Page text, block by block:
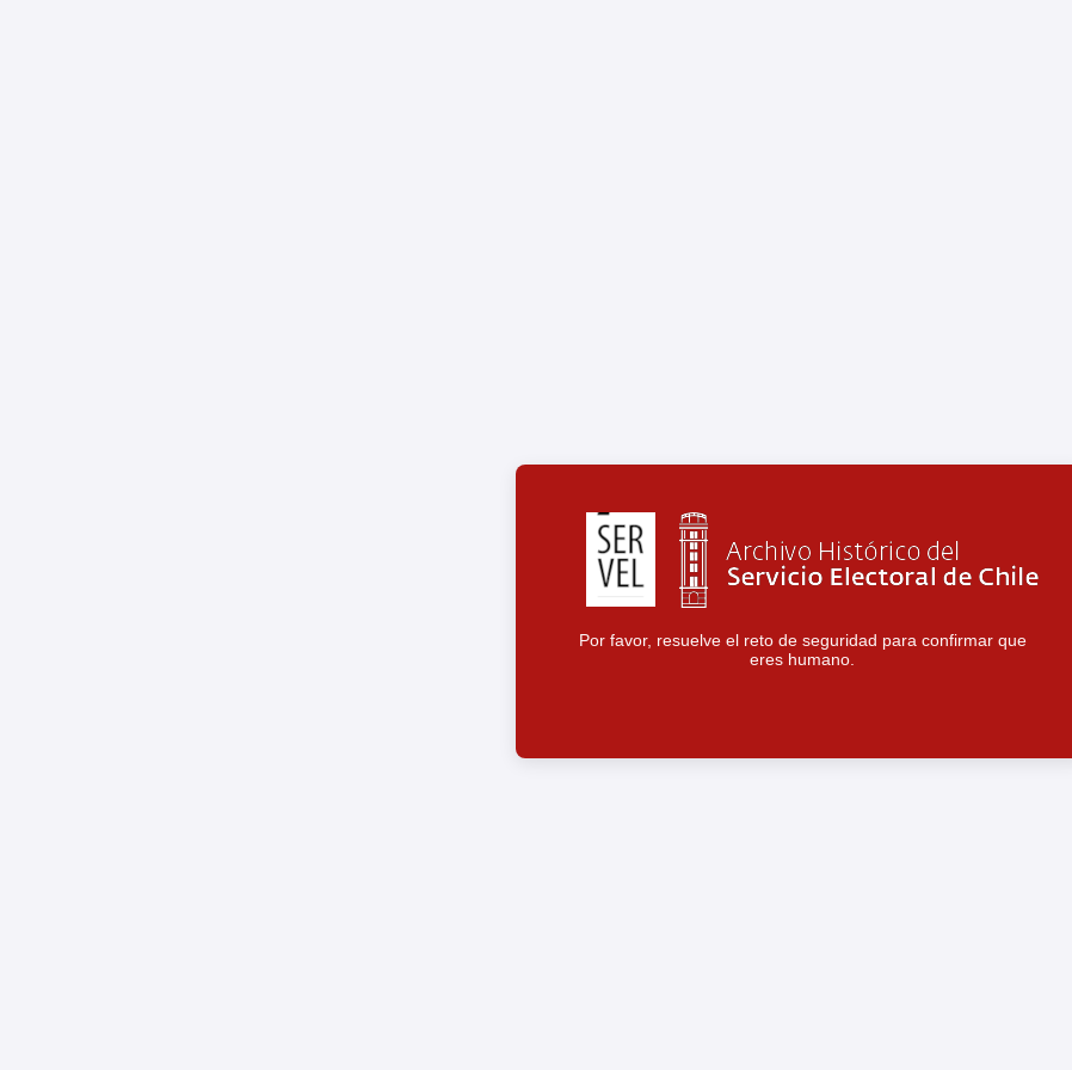
Por favor, resuelve el reto de seguridad para confirmar que
eres humano.